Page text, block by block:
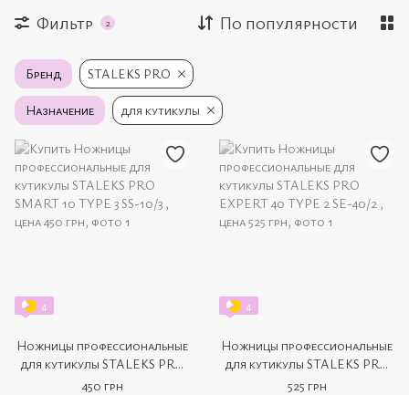
Фильтр 2 По популярности
Бренд STALEKS PRO
Назначение для кутикулы
4
Ножницы профессиональные
для кутикулы STALEKS PRO
SMART 10 TYPE 3 SS-10/3
450 грн
4
Ножницы профессиональные
для кутикулы STALEKS PRO
EXPERT 40 TYPE 2 SE-40/2
525 грн